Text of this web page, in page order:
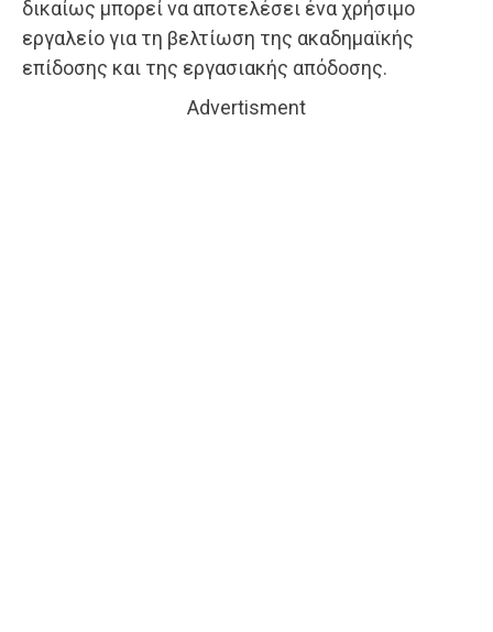
δικαίως μπορεί να αποτελέσει ένα χρήσιμο
εργαλείο για τη βελτίωση της ακαδημαϊκής
επίδοσης και της εργασιακής απόδοσης.
Advertisment